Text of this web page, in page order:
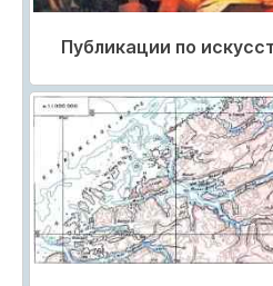
Публикации по